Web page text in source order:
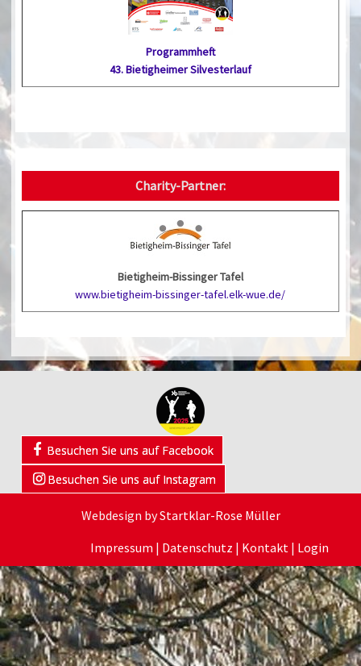
Programmheft
43. Bietig­heimer Silvester­lauf
Charity-Partner:
Bietigheim-Bissinger Tafel
www.bietigheim-bissinger-tafel.elk-wue.de/
Besuchen Sie uns auf Facebook
Besuchen Sie uns auf Instagram
Webdesign byStartklar-Rose Müller
Impressum | Datenschutz | Kontakt | Login